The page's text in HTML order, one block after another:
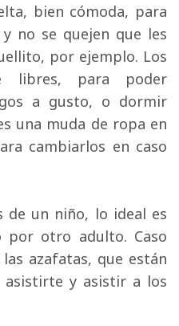
bien cómoda, para
no se quejen que les
por ejemplo. Los
libres, para poder
a gusto, o dormir
una muda de ropa en
cambiarlos en caso
de un niño, lo ideal es
por otro adulto. Caso
azafatas, que están
asistirte y asistir a los